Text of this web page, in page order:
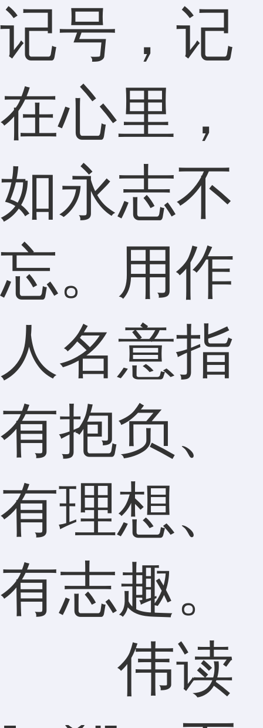
记号，记
在心里，
如永志不
忘。用作
人名意指
有抱负、
有理想、
有志趣。
伟读